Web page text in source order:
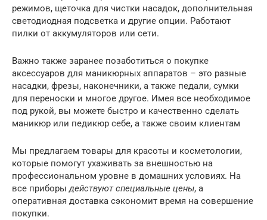
режимов, щеточка для чистки насадок, дополнительная
светодиодная подсветка и другие опции. Работают
пилки от аккумуляторов или сети.
Важно также заранее позаботиться о покупке
аксессуаров для маникюрных аппаратов – это разные
насадки, фрезы, наконечники, а также педали, сумки
для переноски и многое другое. Имея все необходимое
под рукой, вы можете быстро и качественно сделать
маникюр или педикюр себе, а также своим клиентам
Мы предлагаем товары для красоты и косметологии,
которые помогут ухаживать за внешностью на
профессиональном уровне в домашних условиях. На
все приборыдействуют специальные цены, а
оперативная доставка сэкономит время на совершение
покупки.